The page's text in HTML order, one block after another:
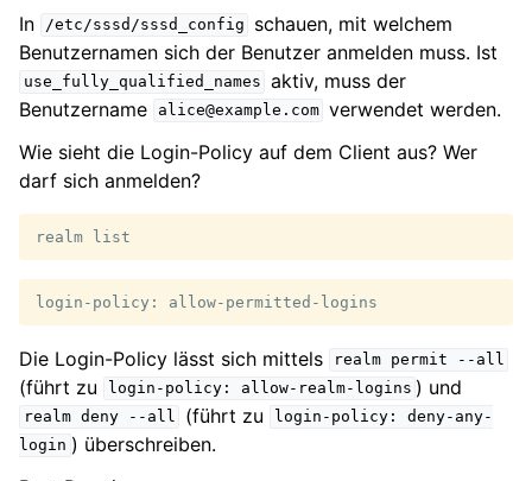
In /etc/sssd/sssd_config
schauen, mit welchem
Benutzernamen sich der Benutzer anmelden muss. Ist
use_fully_qualified_names aktiv, muss der
Benutzername
alice@example.com verwendet werden.
Wie sieht die Login-Policy auf dem Client aus? Wer
darf sich anmelden?
realm
Die Login-Policy lässt sich mittels realm permit --all
(führt zu login-policy: allow-realm-logins ) und
realm deny --all (führt zu login-policy:
deny-any-
login ) überschreiben.